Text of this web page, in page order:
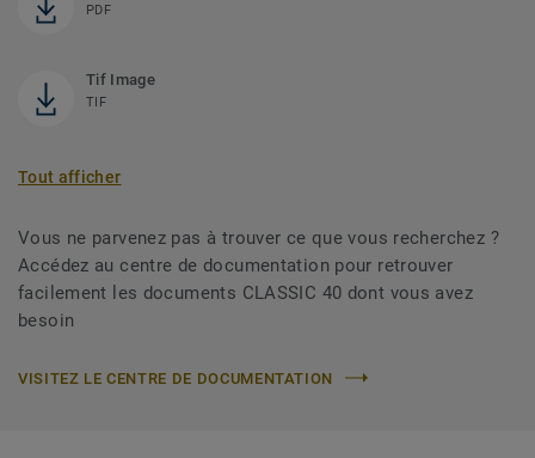
PDF
Tif Image
TIF
Tout afficher
Vous ne parvenez pas à trouver ce que vous recherchez ?
Accédez au centre de documentation pour retrouver
facilement les documents CLASSIC 40 dont vous avez
besoin
VISITEZ LE CENTRE DE DOCUMENTATION